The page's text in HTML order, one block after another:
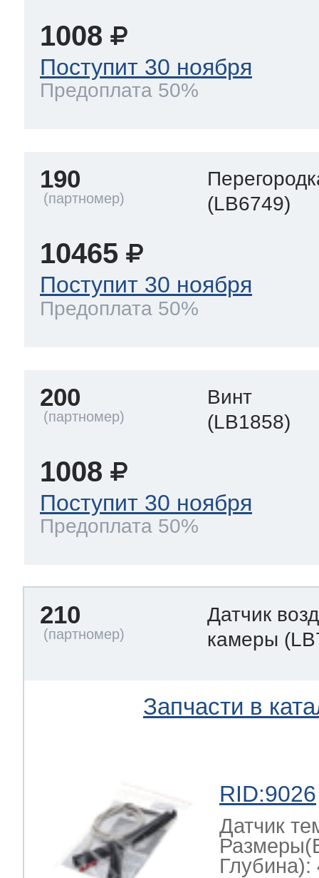
1008
Поступит 30 ноября
Предоплата 50%
190
(LB6749)
10465
Поступит 30 ноября
Предоплата 50%
200
Винт
(LB1858)
1008
Поступит 30 ноября
Предоплата 50%
210
Датчик
камеры
Запчасти в
RID:9026
Датчик
Глубина):